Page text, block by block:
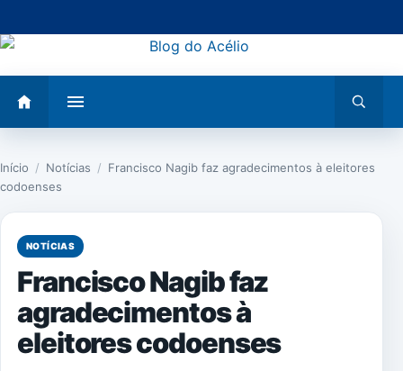
para
conteúdo
menu
busca
Início / Notícias / Francisco Nagib faz agradecimentos à eleitores
codoenses
NOTÍCIAS
Francisco Nagib faz
agradecimentos à
eleitores codoenses